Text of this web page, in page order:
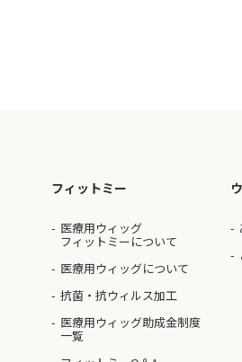
フィットミー
医療用ウィッグ
フィットミーについて
医療用ウィッグについて
抗菌・抗ウィルス加工
医療用ウィッグ助成金制度
一覧